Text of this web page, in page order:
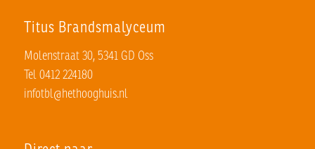
Titus Brandsmalyceum
Molenstraat 30, 5341 GD Oss
Tel 0412 224180
infotbl@hethooghuis.nl